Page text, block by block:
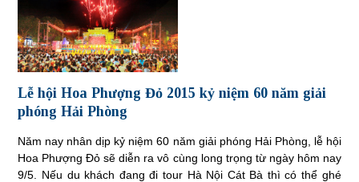
Lễ hội Hoa Phượng Đỏ 2015 kỷ niệm 60 năm giải
phóng Hải Phòng
Năm nay nhân dịp kỷ niệm 60 năm giải phóng Hải Phòng, lễ hội
Hoa Phượng Đỏ sẽ diễn ra vô cùng long trọng từ ngày hôm nay
9/5. Nếu du khách đang đi tour Hà Nội Cát Bà thì có thể ghé